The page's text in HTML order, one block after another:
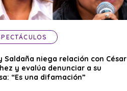
Saldaña niega relación con César
y evalúa denunciar a su
“Es una difamación”